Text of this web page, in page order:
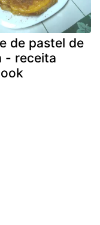
de pastel de
- receita